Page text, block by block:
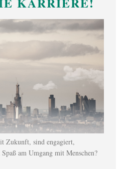
Zukunft, sind engagiert,
am Umgang mit Menschen?